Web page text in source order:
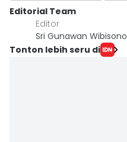
Editorial Team
Editor
Sri Gunawan Wibisono
Tonton lebih seru di